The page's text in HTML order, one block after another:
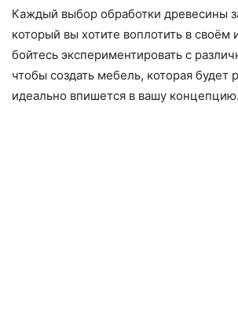
Каждый выбор обработки древесины
который вы хотите воплотить в своём
бойтесь экспериментировать с
чтобы создать мебель, которая будет
идеально впишется в вашу концепцию.